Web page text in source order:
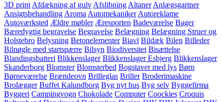
3D print Afdækning af gulv Afslibning Altaner Anlægsgartner
Ansigtsbehandling Aroma Automekaniker Autoreklame
Autoværksted Ældre møbler Æresporten Badeværelse Bager
Bæredygtig begravelse Begravelse Belægning Belægning Struer og
Holstebro Belysning Betonelementer Biavl Bildæk Bilen Billeder
Bilnøgle med startspærre Bilsyn Biodiversitet Bisættelse
Blandingsbatteri Blikkenslager Blikkenslager Esbjerg Blikkenslager
Skanderborg Blomster Blomsterbed Bogstaver med lys Børn
Børneværelse Brændeovn Brilleglas Briller Broderimaskine
Brolægger Buffet Kalundborg Byg nyt hus Byg selv Byggefirma
Byggeri Campingvogn Chokolade Computer Coockies Croquis